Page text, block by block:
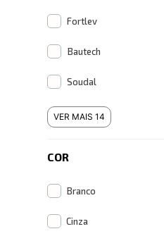
Fortlev
Bautech
Soudal
VER MAIS 14
COR
Branco
Cinza